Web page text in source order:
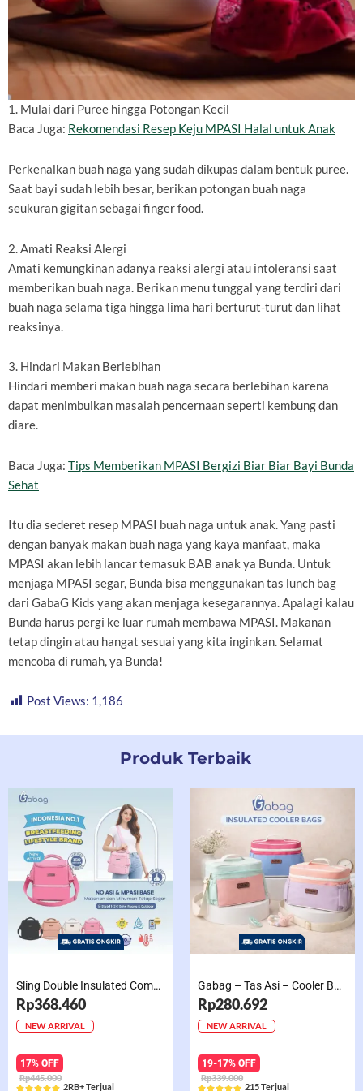
1. Mulai dari Puree hingga Potongan Kecil
Baca Juga: Rekomendasi Resep Keju MPASI Halal untuk Anak
Perkenalkan buah naga yang sudah dikupas dalam bentuk puree.
Saat bayi sudah lebih besar, berikan potongan buah naga
seukuran gigitan sebagai finger food.
2. Amati Reaksi Alergi
Amati kemungkinan adanya reaksi alergi atau intoleransi saat
memberikan buah naga. Berikan menu tunggal yang terdiri dari
buah naga selama tiga hingga lima hari berturut-turut dan lihat
reaksinya.
3. Hindari Makan Berlebihan
Hindari memberi makan buah naga secara berlebihan karena
dapat menimbulkan masalah pencernaan seperti kembung dan
diare.
Baca Juga: Tips Memberikan MPASI Bergizi Biar Biar Bayi Bunda
Sehat
Itu dia sederet resep MPASI buah naga untuk anak. Yang pasti
dengan banyak makan buah naga yang kaya manfaat, maka
MPASI akan lebih lancar temasuk BAB anak ya Bunda. Untuk
menjaga MPASI segar, Bunda bisa menggunakan tas lunch bag
dari GabaG Kids yang akan menjaga kesegarannya. Apalagi kalau
Bunda harus pergi ke luar rumah membawa MPASI. Makanan
tetap dingin atau hangat sesuai yang kita inginkan. Selamat
mencoba di rumah, ya Bunda!
Post Views: 1,186
Produk Terbaik
Sling Double Insulated Compartment Cappucino Black, Creamy, Salem, Chocolate
Rp368.460
NEW ARRIVAL
17% OFF
Rp445.000
 2RB+ Terjual
Gabag – Tas Asi – Cooler Bag Sling Single Compartment Mint Grape Bubble
Rp280.692
NEW ARRIVAL
19-17% OFF
Rp339.000
 215 Terjual